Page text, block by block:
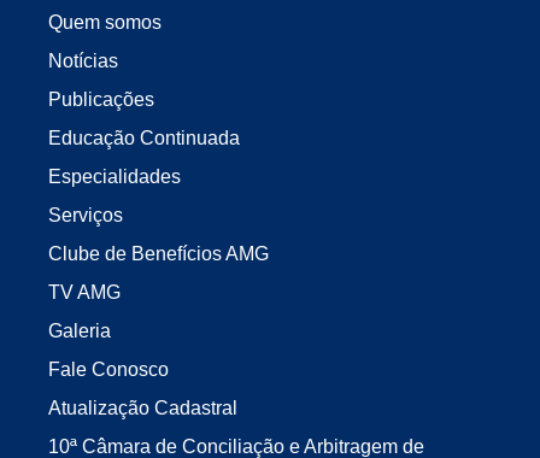
Quem somos
Notícias
Publicações
Educação Continuada
Especialidades
Serviços
Clube de Benefícios AMG
TV AMG
Galeria
Fale Conosco
Atualização Cadastral
10ª Câmara de Conciliação e Arbitragem de